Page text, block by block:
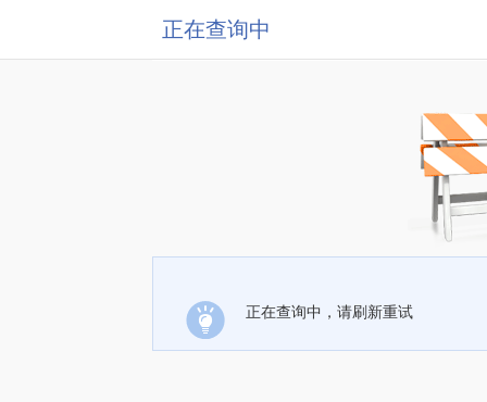
正在查询中
正在查询中，请刷新重试